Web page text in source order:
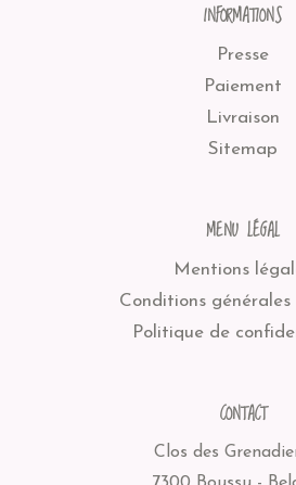
INFORMATIONS
Presse
Paiement
Livraison
Sitemap
MENU LÉGAL
Mentions
Conditions
Politique de
CONTACT
Clos des